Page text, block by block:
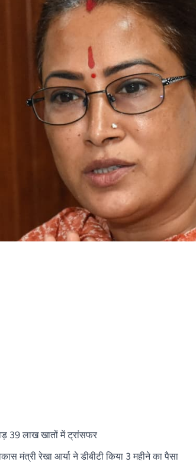
39 लाख खातों में ट्रांसफर
मंत्री रेखा आर्या ने डीबीटी किया 3 महीने का पैसा